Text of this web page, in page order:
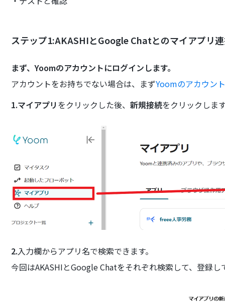
ステップ1:AKASHIとGoogle Chatとのマイアプリ
まず、Yoomのアカウントにログインします。
アカウントをお持ちでない場合は、まずYoomのアカウン
1.マイアプリ をクリックした後、新規接続をクリックしま
2.入力欄からアプリ名で検索できます。
今回はAKASHIとGoogle Chatをそれぞれ検索して、登録し